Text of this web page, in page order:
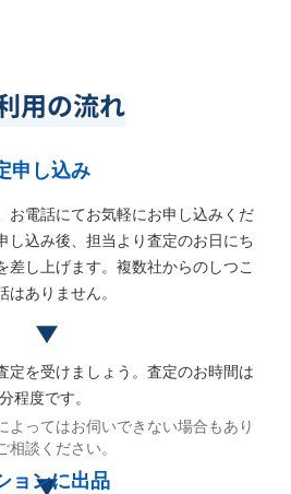
用の流れ
申し込み
お電話にてお気軽にお申し込みくだ
し込み後、担当より査定のお日にち
差し上げます。複数社からのしつこ
はありません。
定を受けましょう。査定のお時間は
程度です。
よってはお伺いできない場合もあり
相談ください。
ョンに出品